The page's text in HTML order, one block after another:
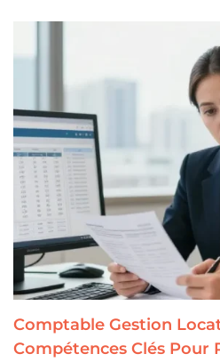
Comptable Gestion
Compétences Clés Pour